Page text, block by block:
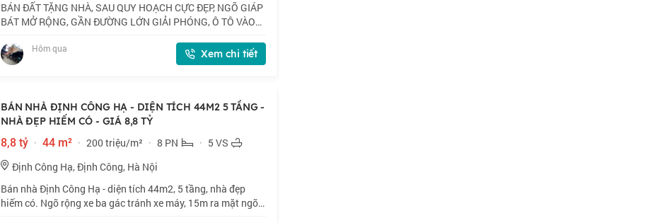
BÁN ĐẤT TẶNG NHÀ, SAU QUY HOẠCH CỰC ĐẸP, NGÕ GIÁP
BÁT MỞ RỘNG, GẦN ĐƯỜNG LỚN GIẢI PHÓNG, Ô TÔ VÀO
Hai Bà Trưng - Hoàng Mai. Trước nhà đường lớn sắ
Hôm qua Xem chi tiết
BÁN NHÀ ĐỊNH CÔNG HẠ - DIỆN TÍCH 44M2 5 TẦNG -
NHÀ ĐẸP HIẾM CÓ - GIÁ 8,8 TỶ
8,8 tỷ · 44 m² · 200 triệu/m² · 8 PN · 5 VS
Định Công Hạ, Định Công, Hà Nội
Bán nhà Định Công Hạ - diện tích 44m2, 5 tầng, nhà đẹp
hiếm có. Ngõ rộng xe ba gác tránh xe máy, 15m ra mặt ngõ